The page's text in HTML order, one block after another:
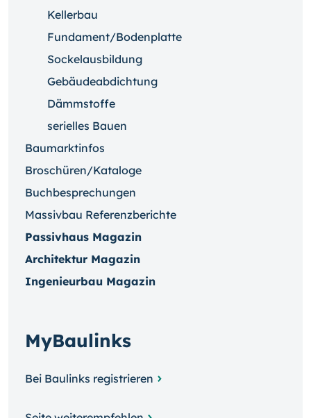
Kellerbau
Fundament/Bodenplatte
Sockelausbildung
Gebäudeabdichtung
Dämmstoffe
serielles Bauen
Baumarktinfos
Broschüren/Kataloge
Buchbesprechungen
Massivbau Referenzberichte
Passivhaus Magazin
Architektur Magazin
Ingenieurbau Magazin
MyBaulinks
Bei Baulinks registrieren